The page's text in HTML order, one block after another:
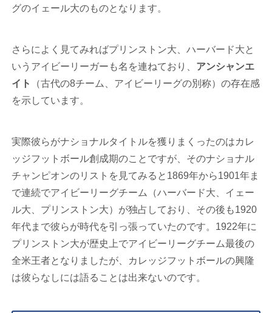
グのイェール大のものとなります。
さらによく見てみればプリンストン大、ハーバード大と
いうアイビーリーガーも名を連ねており、 アンシャンエ
イト
（古代の8チーム、アイビーリーグの別称）の存在感
を示しています。
実際彼らがナショナルタイトルを獲りまくったのはカレ
ッジフットボール創成期のことですが、そのナショナル
チャンピオンのリストを見てみると1869年から1901年ま
で連続でアイビーリーグチーム（ハーバード大、イェー
ル大、プリンストン大）が独占しており、その後も1920
年代まで彼らが時代を引っ張っていたのです。1922年に
プリンストン大が歴史上でアイビーリーグチーム最後の
全米王者となりましたが、カレッジフットボールの興隆
は彼らなしには語ることは出来ないのです。